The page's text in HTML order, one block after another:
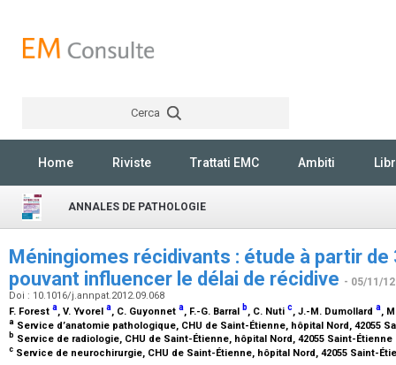
Cerca
Home Riviste Trattati EMC Ambiti
ANNALES DE PATHOLOGIE
Méningiomes récidivants : étude à partir
pouvant influencer le délai de récidive - 05/11/12
Doi : 10.1016/j.annpat.2012.09.068
F. Forest a, V. Yvorel a, C. Guyonnet a, F.-G. Barral b, C. Nuti c, J.-M. Dumollard a,
a Service d’anatomie pathologique, CHU de Saint-Étienne, hôpital Nord, 42055
b Service de radiologie, CHU de Saint-Étienne, hôpital Nord, 42055 Saint-
c Service de neurochirurgie, CHU de Saint-Étienne, hôpital Nord, 42055 Saint-